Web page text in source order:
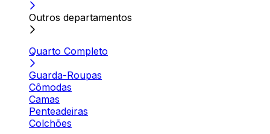
Outros departamentos
Quarto Completo
Guarda-Roupas
Cômodas
Camas
Penteadeiras
Colchões